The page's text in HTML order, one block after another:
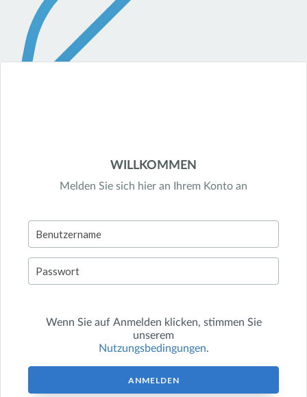
WILLKOMMEN
Melden Sie sich hier an Ihrem Konto an
Wenn Sie auf Anmelden klicken, stimmen Sie
unserem
Nutzungsbedingungen.
ANMELDEN